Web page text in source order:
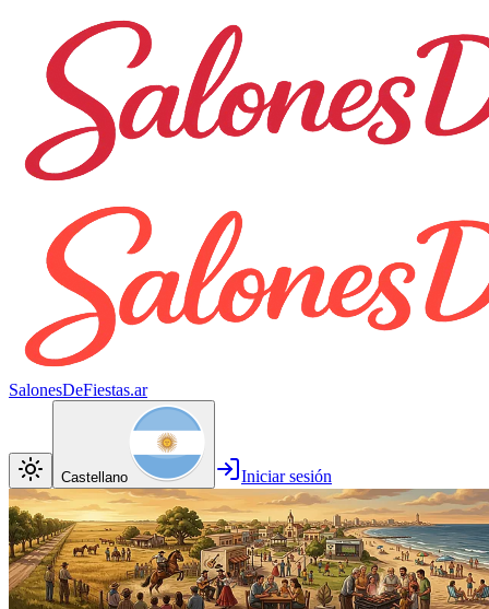
SalonesDeFiestas.ar
Castellano Iniciar sesión